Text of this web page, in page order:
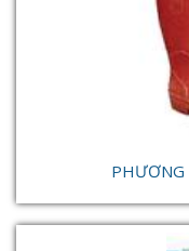
PHƯƠNG